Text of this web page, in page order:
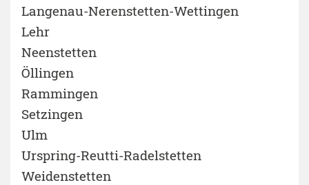
Langenau-Nerenstetten-Wettingen
Lehr
Neenstetten
Öllingen
Rammingen
Setzingen
Ulm
Urspring-Reutti-Radelstetten
Weidenstetten